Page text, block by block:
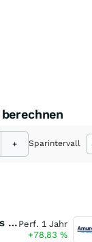
+ Sparintervall
Amplify Junior Silver Miners ETF Junior Silver Miners ETF Perf. 1 Jahr
+78,83%